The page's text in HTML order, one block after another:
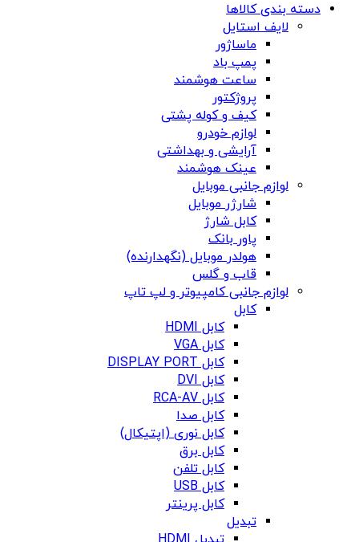
دسته بندی کالاها
لایف استایل
ماساژور
پمپ باد
ساعت هوشمند
پروژکتور
کیف و کوله پشتی
لوازم خودرو
آرایشی و بهداشتی
عینک هوشمند
لوازم جانبی موبایل
شارژر موبایل
کابل شارژ
پاور بانک
هولدر موبایل (نگهدارنده)
قاب و گلس
لوازم جانبی کامپیوتر و لپ تاپ
کابل
کابل HDMI
کابل VGA
کابل DISPLAY PORT
کابل DVI
کابل RCA-AV
کابل صدا
کابل نوری (اپتیکال)
کابل برق
کابل تلفن
کابل USB
کابل پرینتر
تبدیل